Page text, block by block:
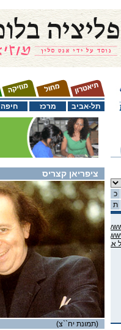
חיפה מרכז תל-אביב
ציפריאן קצריס
(תמונת יח``צ)
כ
ת